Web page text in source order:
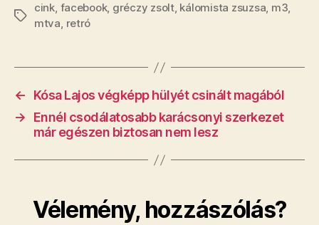
Címkék
cink, facebook, gréczy zsolt, kálomista zsuzsa, m3,
mtva, retró
←
​Kósa Lajos végképp hülyét csinált magából
→
Ennél csodálatosabb karácsonyi szerkezet
már egészen biztosan nem lesz
Vélemény, hozzászólás?